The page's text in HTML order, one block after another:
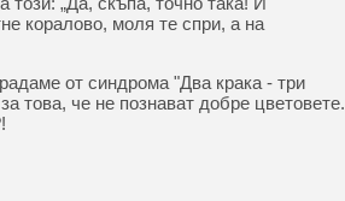
коралово, моля те спри, а на
от синдрома "Два крака - три
това, че не познават добре цветовете.